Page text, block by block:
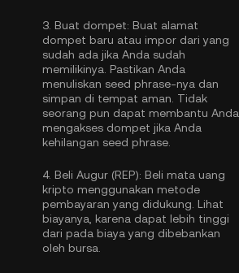
3. Buat dompet: Buat alamat
dompet baru atau impor dari yang
sudah ada jika Anda sudah
memilikinya. Pastikan Anda
menuliskan seed phrase-nya dan
simpan di tempat aman. Tidak
seorang pun dapat membantu Anda
mengakses dompet jika Anda
kehilangan seed phrase.
4. Beli Augur (REP): Beli mata uang
kripto menggunakan metode
pembayaran yang didukung. Lihat
biayanya, karena dapat lebih tinggi
dari pada biaya yang dibebankan
oleh bursa.